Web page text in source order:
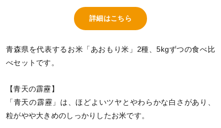
詳細はこちら
青森県を代表するお米「あおもり米」2種、5kgずつの食べ比
べセットです。
【青天の霹靂】
「青天の霹靂」は、ほどよいツヤとやわらかな白さがあり、
粒がやや大きめのしっかりしたお米です。